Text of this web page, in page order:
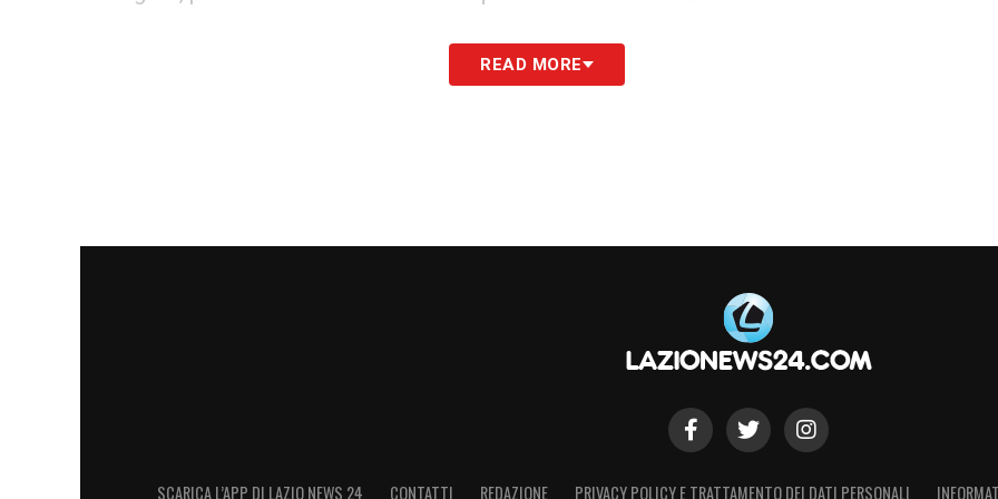
si trova davanti a una scelta importante: forzare il rientro di
Pellegrini, contando sulla sua esperienza e sulla voglia di esserci, oppure attendere la
LEGGI LE ULTIMISSIME DI LAZIONEWS24
READ MORE
SCARICA L’APP DI LAZIO NEWS 24 CONTATTI REDAZIONE PRIVACY POLICY E TRATTAMENTO DEI DATI PERSONALI